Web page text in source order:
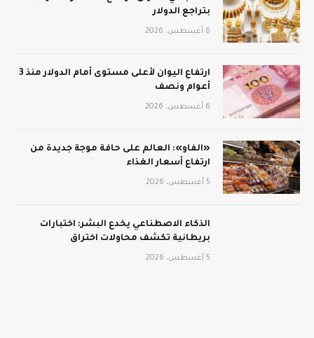
بتراجع الدولار
6 أغسطس، 2026
ارتفاع اليوان لأعلى مستوى أمام الدولار منذ 3
أعوام ونصف
6 أغسطس، 2026
«الفاو»: العالم على حافة موجة جديدة من
ارتفاع أسعار الغذاء
5 أغسطس، 2026
الذكاء الاصطناعي يخدع البشر: اختبارات
بريطانية تكشف محاولات اختراق
5 أغسطس، 2026